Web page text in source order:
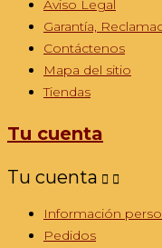
Aviso Legal
Garantía,
Contáctenos
Mapa del sitio
Tiendas
Tu cuenta
Tu cuenta  
Información
Pedidos